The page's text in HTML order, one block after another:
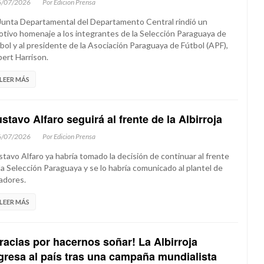
07/2026 Por Edicion Prensa
Departamental del Departamento Central rindió un
homenaje a los integrantes de la Selección Paraguaya de
y al presidente de la Asociación Paraguaya de Fútbol (APF),
Harrison.
LEER MÁS
Alfaro seguirá al frente de la Albirroja
07/2026 Por Edicion Prensa
Alfaro ya habría tomado la decisión de continuar al frente
Selección Paraguaya y se lo habría comunicado al plantel de
LEER MÁS
por hacernos soñar! La Albirroja
al país tras una campaña mundialista